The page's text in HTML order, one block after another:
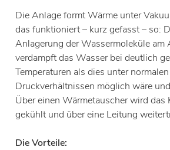
Die Anlage formt Wärme unter
das funktioniert – kurz gefasst – so:
Anlagerung der Wassermoleküle am
verdampft das Wasser bei deutlich
Temperaturen als dies unter normalen
Druckverhältnissen möglich wäre
Über einen Wärmetauscher wird das
gekühlt und über eine Leitung
Die Vorteile: